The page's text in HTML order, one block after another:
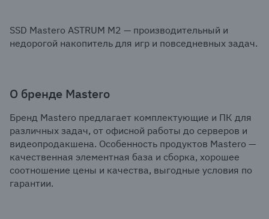
SSD Mastero ASTRUM M2 — производительный и
недорогой накопитель для игр и повседневных задач.
О бренде Mastero
Бренд Mastero предлагает комплектующие и ПК для
различных задач, от офисной работы до серверов и
видеопродакшена. Особенность продуктов Mastero —
качественная элементная база и сборка, хорошее
соотношение цены и качества, выгодные условия по
гарантии.